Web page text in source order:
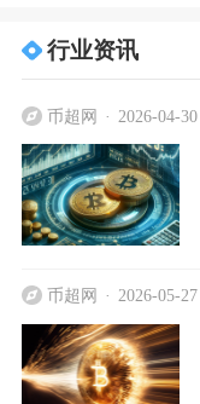
行业资讯
币超网 2026-04-30
币超网 2026-05-27